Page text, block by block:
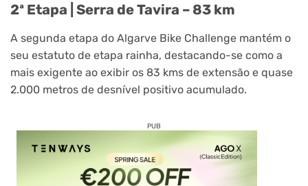
2ª Etapa | Serra de Tavira – 83 km
A segunda etapa do Algarve Bike Challenge mantém o
seu estatuto de etapa rainha, destacando-se como a
mais exigente ao exibir os 83 kms de extensão e quase
2.000 metros de desnível positivo acumulado.
PUB